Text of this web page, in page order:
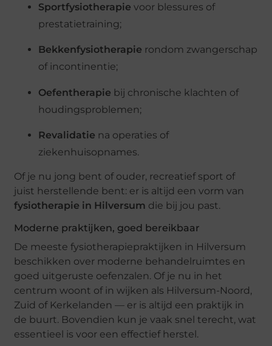
Sportfysiotherapie voor blessures of
prestatietraining;
Bekkenfysiotherapie rondom zwangerschap
of incontinentie;
Oefentherapie bij chronische klachten of
houdingsproblemen;
Revalidatie na operaties of
ziekenhuisopnames.
Of je nu jong bent of ouder, recreatief sport of
juist herstellende bent: er is altijd een vorm van
fysiotherapie in Hilversum die bij jou past.
Moderne praktijken, goed bereikbaar
De meeste fysiotherapiepraktijken in Hilversum
beschikken over moderne behandelruimtes en
goed uitgeruste oefenzalen. Of je nu in het
centrum woont of in wijken als Hilversum-Noord,
Zuid of Kerkelanden — er is altijd een praktijk in
de buurt. Bovendien kun je vaak snel terecht, wat
essentieel is voor een effectief herstel.